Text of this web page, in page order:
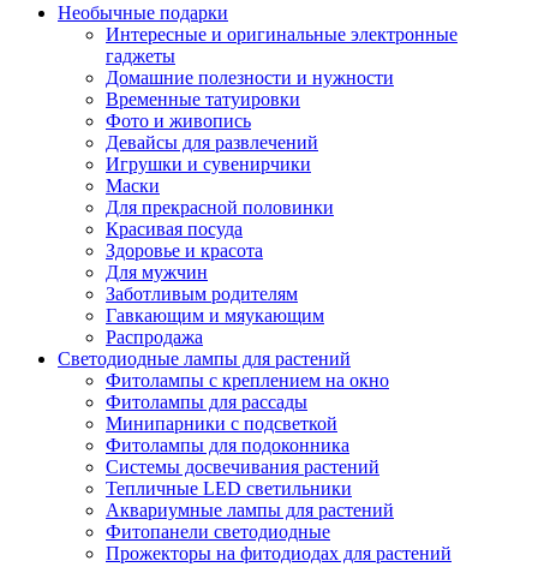
Необычные подарки
Интересные и оригинальные электронные
гаджеты
Домашние полезности и нужности
Временные татуировки
Фото и живопись
Девайсы для развлечений
Игрушки и сувенирчики
Маски
Для прекрасной половинки
Красивая посуда
Здоровье и красота
Для мужчин
Заботливым родителям
Гавкающим и мяукающим
Распродажа
Светодиодные лампы для растений
Фитолампы с креплением на окно
Фитолампы для рассады
Минипарники с подсветкой
Фитолампы для подоконника
Системы досвечивания растений
Тепличные LED светильники
Аквариумные лампы для растений
Фитопанели светодиодные
Прожекторы на фитодиодах для растений